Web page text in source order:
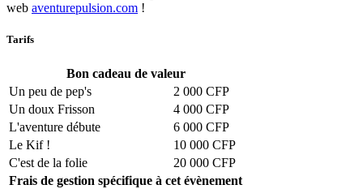
web aventurepulsion.com !
Tarifs
Bon cadeau de valeur
Un peu de pep's
2 000 CFP
Un doux Frisson
4 000 CFP
L'aventure débute
6 000 CFP
Le Kif !
10 000 CFP
C'est de la folie
20 000 CFP
Frais de gestion spécifique à cet évènement